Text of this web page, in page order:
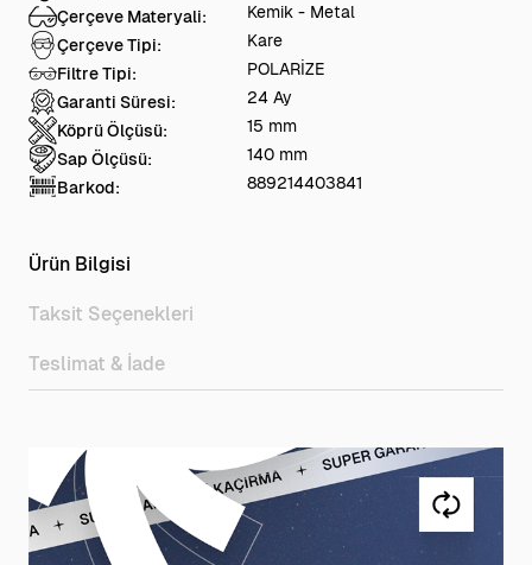
Çerçeve Materyali:
Kemik - Metal
Çerçeve Tipi:
Kare
Filtre Tipi:
POLARİZE
Garanti Süresi:
24 Ay
Köprü Ölçüsü:
15 mm
Sap Ölçüsü:
140 mm
Barkod:
889214403841
Ürün Bilgisi
Taksit Seçenekleri
Teslimat & İade